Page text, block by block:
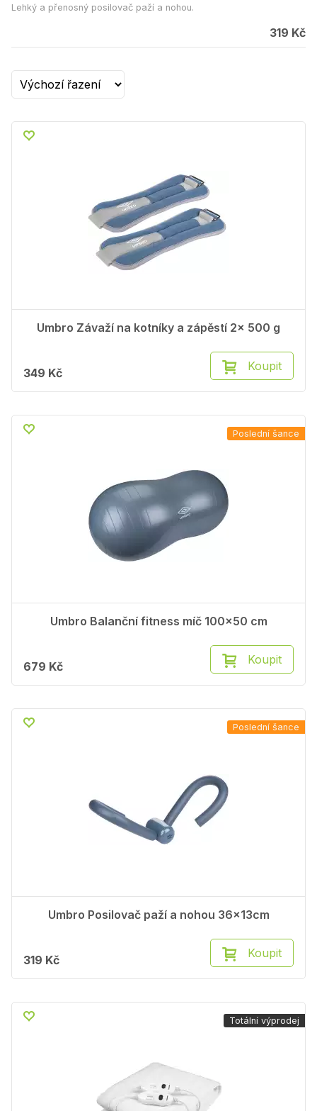
Lehký a přenosný posilovač paží a nohou.
319 Kč
Umbro Závaží na kotníky a zápěstí 2x 500 g
349 Kč Koupit
Umbro Balanční fitness míč 100x50 cm
679 Kč Koupit
Poslední šance
Umbro Posilovač paží a nohou 36x13cm
319 Kč Koupit
Poslední šance
Totální výprodej